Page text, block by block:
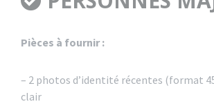
Pièces à fournir :
– 2 photos d’identité récentes (format
clair